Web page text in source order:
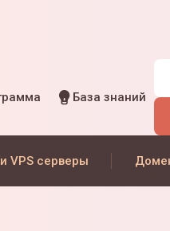
База знаний
VPS серверы